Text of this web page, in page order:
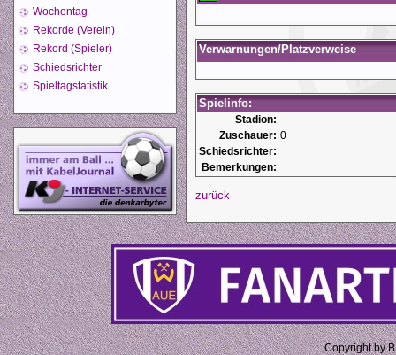
Wochentag
Rekorde (Verein)
Rekord (Spieler)
Schiedsrichter
Spieltagstatistik
Verwarnungen/Platzverweise
Spielinfo:
Stadion:
Zuschauer: 0
Schiedsrichter:
Bemerkungen:
zurück
Copyright by